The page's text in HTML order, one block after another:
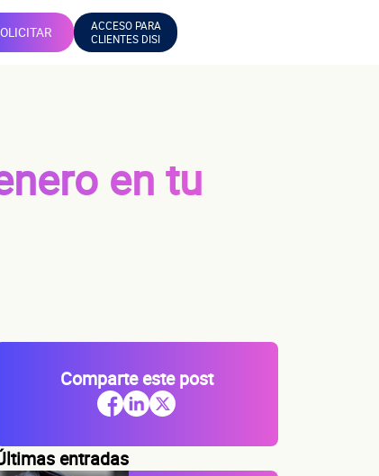
ACCESO PARA
CLIENTES DISI
en tu
Comparte este post
entradas